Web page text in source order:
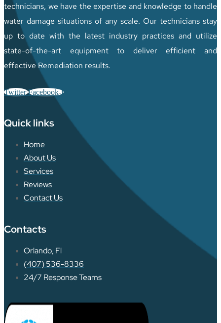
technicians, we have the expertise and knowledge to handle
water damage situations of any scale. Our technicians stay
up to date with the latest industry practices and utilize
state-of-the-art equipment to deliver efficient and
effective Remediation results.
Twitter Facebook-f
Quick links
Home
About Us
Services
Reviews
Contact Us
Contacts
Orlando, Fl
(407) 536-8336
24/7 Response Teams